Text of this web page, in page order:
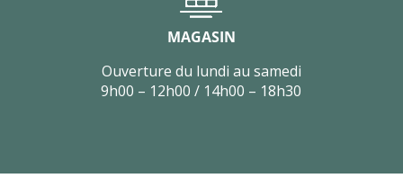
MAGASIN
Ouverture du lundi au samedi
9h00 – 12h00 / 14h00 – 18h30